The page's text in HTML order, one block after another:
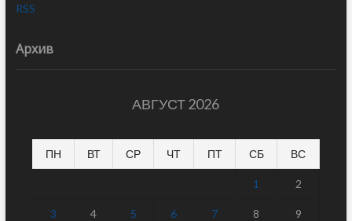
RSS
Архив
АВГУСТ 2026
ПН ВТ СР ЧТ ПТ СБ ВС
1 2
3 4 5 6 7 8 9